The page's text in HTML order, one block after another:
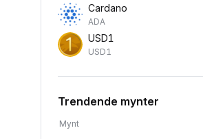
Cardano
ADA
USD1
USD1
Trendende mynter
Mynt